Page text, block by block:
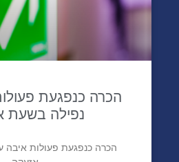
הכרה כנפגעת
נפילה בשעת
הכרה כנפגעת פעולות איבה